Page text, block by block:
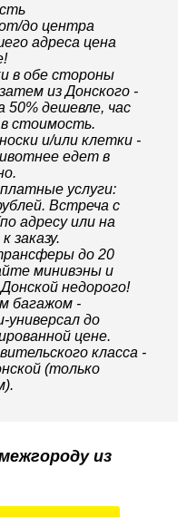
до центра
адреса цена
в обе стороны
из Донского -
дешевле, час
стоимость.
и/или клетки -
едет в
услуги:
Встреча с
адресу или на
заказу.
до 20
минивэны и
недорого!
багажом -
универсал до
цене.
класса -
(только
из